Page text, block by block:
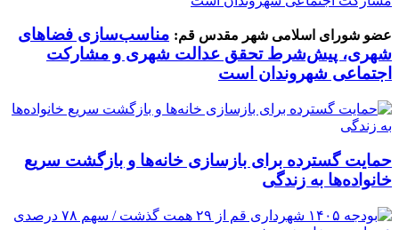
عضو شورای اسلامی شهر مقدس قم: مناسب‌سازی فضاهای
شهری، پیش‌شرط تحقق عدالت شهری و مشارکت
اجتماعی شهروندان است
حمایت گسترده برای بازسازی خانه‌ها و بازگشت سریع
خانواده‌ها به زندگی